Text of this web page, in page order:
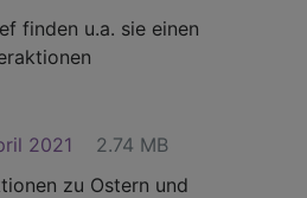
finden u.a. sie einen
2021
2.74 MB
zu Ostern und